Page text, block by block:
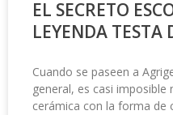
EL SECRETO
LEYENDA TESTA
Cuando se paseen a
general, es casi imposible
cerámica con la forma de